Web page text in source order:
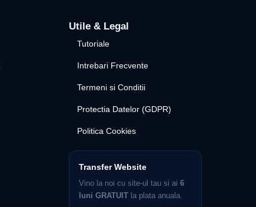
Utile & Legal
Tutoriale
Intrebari Frecvente
Termeni si Conditii
Protectia Datelor (GDPR)
Politica Cookies
Transfer Website
Vino la noi cu site-ul tau si ai 6
luni GRATUITla plata anuala.